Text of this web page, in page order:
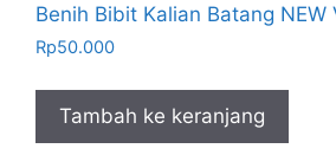
Benih Bibit Kalian Batang NEW
Rp50.000
Tambah ke keranjang